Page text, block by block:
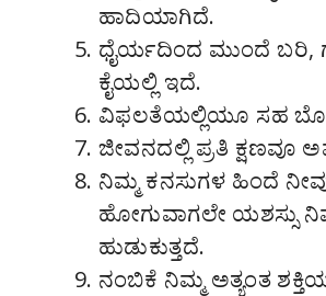
ಹಾದಿಯಾಗಿದೆ.
ಧೈರ್ಯದಿಂದ ಮುಂದೆ ಬರಿ,
ಕೈಯಲ್ಲಿ ಇದೆ.
ವಿಫಲತೆಯಲ್ಲಿಯೂ ಸಹ
ಜೀವನದಲ್ಲಿ ಪ್ರತಿ ಕ್ಷಣವೂ
ನಿಮ್ಮ ಕನಸುಗಳ ಹಿಂದೆ
ಹೋಗುವಾಗಲೇ ಯಶಸ್ಸು
ಹುಡುಕುತ್ತದೆ.
ನಂಬಿಕೆ ನಿಮ್ಮ ಅತ್ಯಂತ